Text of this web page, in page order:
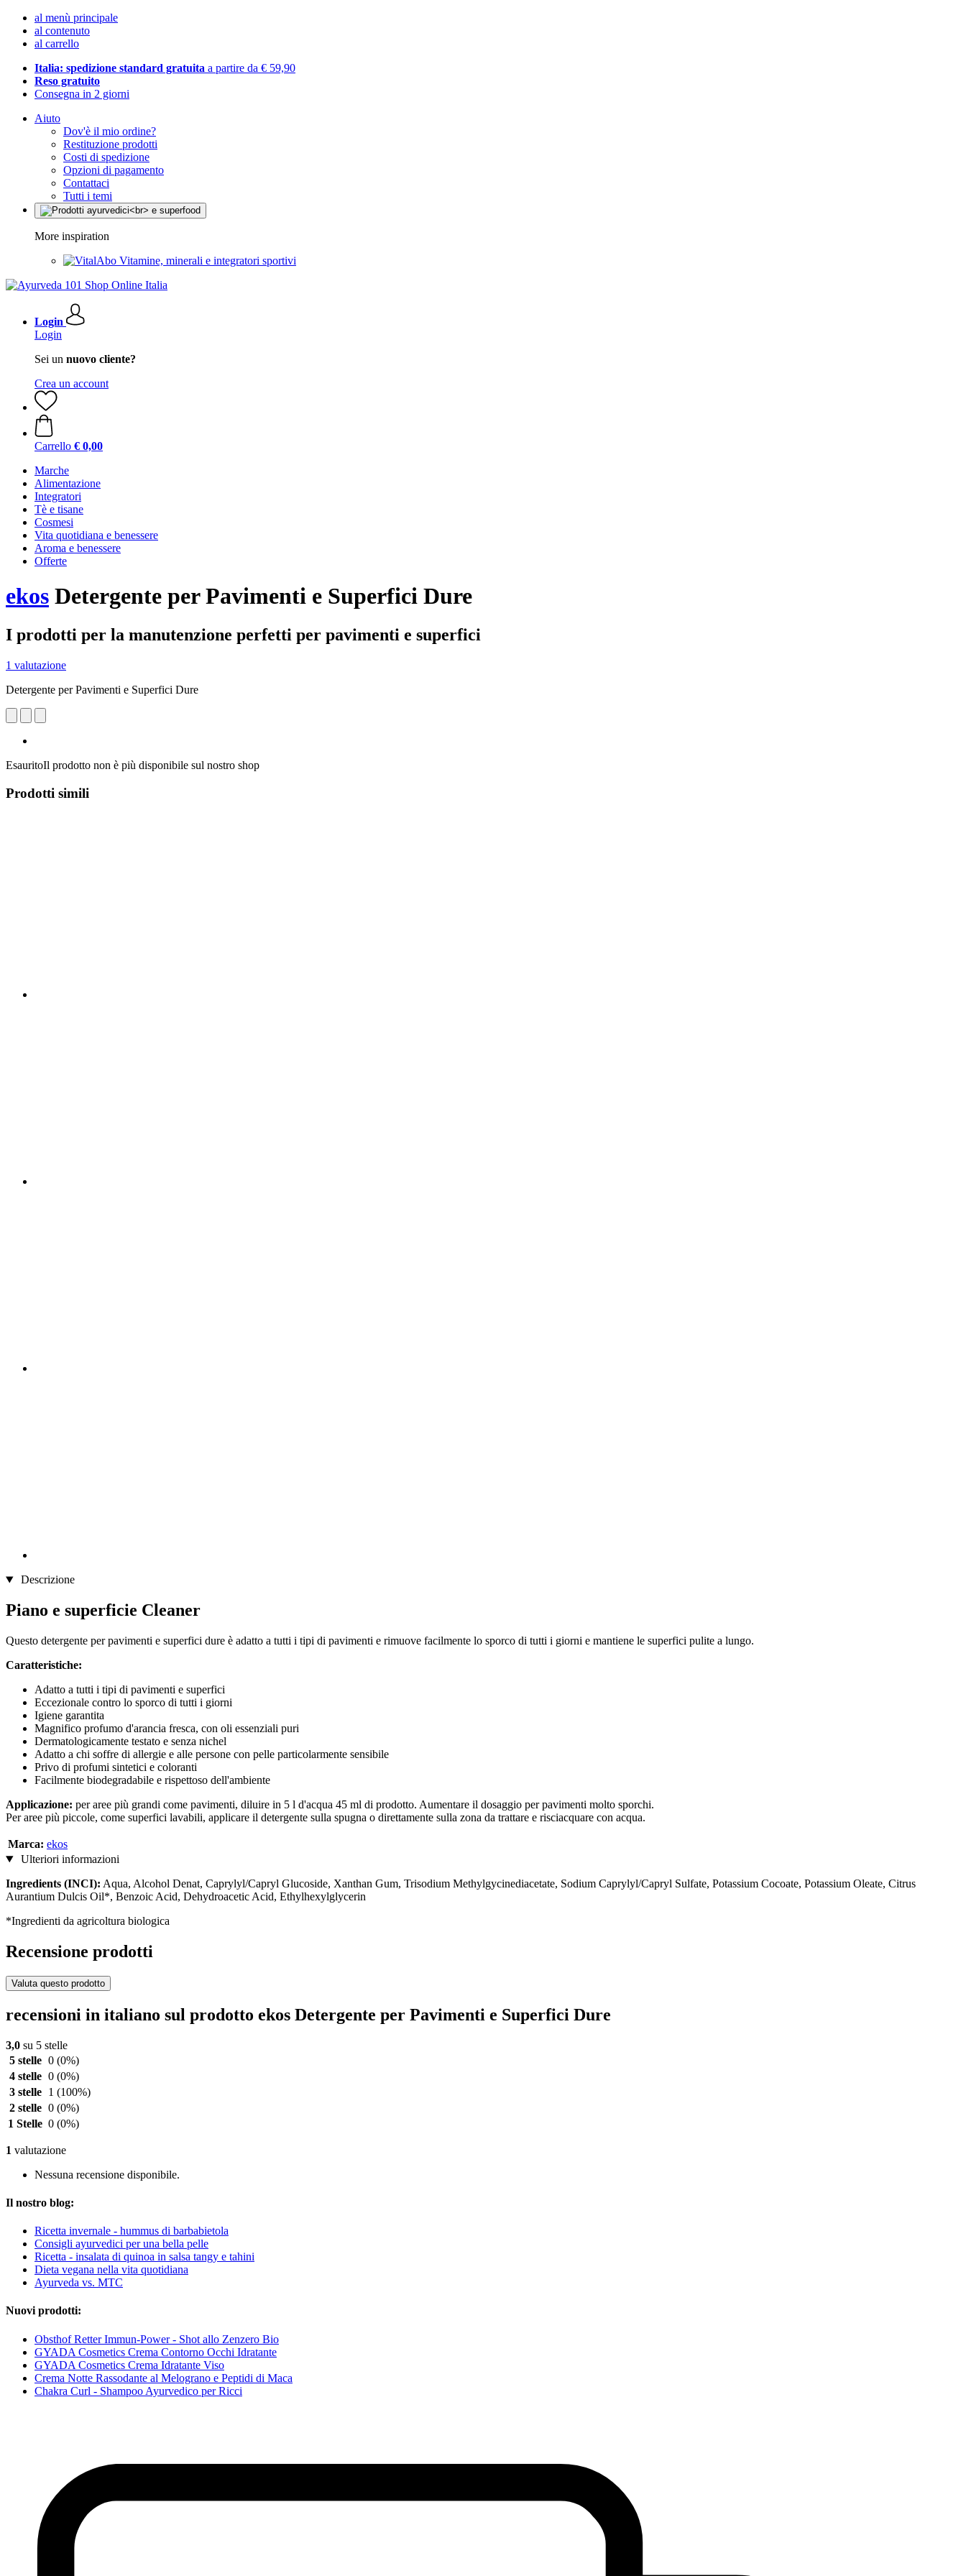
al menù principale
al contenuto
al carrello
Italia: spedizione standard gratuita a partire da € 59,90
Reso gratuito
Consegna in 2 giorni
Aiuto
Dov'è il mio ordine?
Restituzione prodotti
Costi di spedizione
Opzioni di pagamento
Contattaci
Tutti i temi
More inspiration
Vitamine, minerali e integratori sportivi
Login
Login
Sei un nuovo cliente?
Crea un account
Carrello € 0,00
Marche
Alimentazione
Integratori
Tè e tisane
Cosmesi
Vita quotidiana e benessere
Aroma e benessere
Offerte
ekos Detergente per Pavimenti e Superfici Dure
I prodotti per la manutenzione perfetti per pavimenti e superfici
1 valutazione
Detergente per Pavimenti e Superfici Dure
EsauritoIl prodotto non è più disponibile sul nostro shop
Prodotti simili
Descrizione
Piano e superficie Cleaner
Questo detergente per pavimenti e superfici dure è adatto a tutti i tipi di pavimenti e rimuove facilmente lo sporco di tutti i giorni e mantiene le superfici pulite a lungo.
Caratteristiche:
Adatto a tutti i tipi di pavimenti e superfici
Eccezionale contro lo sporco di tutti i giorni
Igiene garantita
Magnifico profumo d'arancia fresca, con oli essenziali puri
Dermatologicamente testato e senza nichel
Adatto a chi soffre di allergie e alle persone con pelle particolarmente sensibile
Privo di profumi sintetici e coloranti
Facilmente biodegradabile e rispettoso dell'ambiente
Applicazione: per aree più grandi come pavimenti, diluire in 5 l d'acqua 45 ml di prodotto. Aumentare il dosaggio per pavimenti molto sporchi.
Per aree più piccole, come superfici lavabili, applicare il detergente sulla spugna o direttamente sulla zona da trattare e risciacquare con acqua.
Marca: ekos
Ulteriori informazioni
Ingredients (INCI): Aqua, Alcohol Denat, Caprylyl/Capryl Glucoside, Xanthan Gum, Trisodium Methylgycinediacetate, Sodium Caprylyl/Capryl Sulfate, Potassium Cocoate, Potassium Oleate, Citrus
Aurantium Dulcis Oil*, Benzoic Acid, Dehydroacetic Acid, Ethylhexylglycerin
*Ingredienti da agricoltura biologica
Recensione prodotti
Valuta questo prodotto
recensioni in italiano sul prodotto ekos Detergente per Pavimenti e Superfici Dure
3,0 su 5 stelle
5 stelle 0 (0%)
4 stelle 0 (0%)
3 stelle
1 (100%)
2 stelle 0 (0%)
1 Stelle 0 (0%)
1 valutazione
Nessuna recensione disponibile.
Il nostro blog:
Ricetta invernale - hummus di barbabietola
Consigli ayurvedici per una bella pelle
Ricetta - insalata di quinoa in salsa tangy e tahini
Dieta vegana nella vita quotidiana
Ayurveda vs. MTC
Nuovi prodotti:
Obsthof Retter Immun-Power - Shot allo Zenzero Bio
GYADA Cosmetics Crema Contorno Occhi Idratante
GYADA Cosmetics Crema Idratante Viso
Crema Notte Rassodante al Melograno e Peptidi di Maca
Chakra Curl - Shampoo Ayurvedico per Ricci